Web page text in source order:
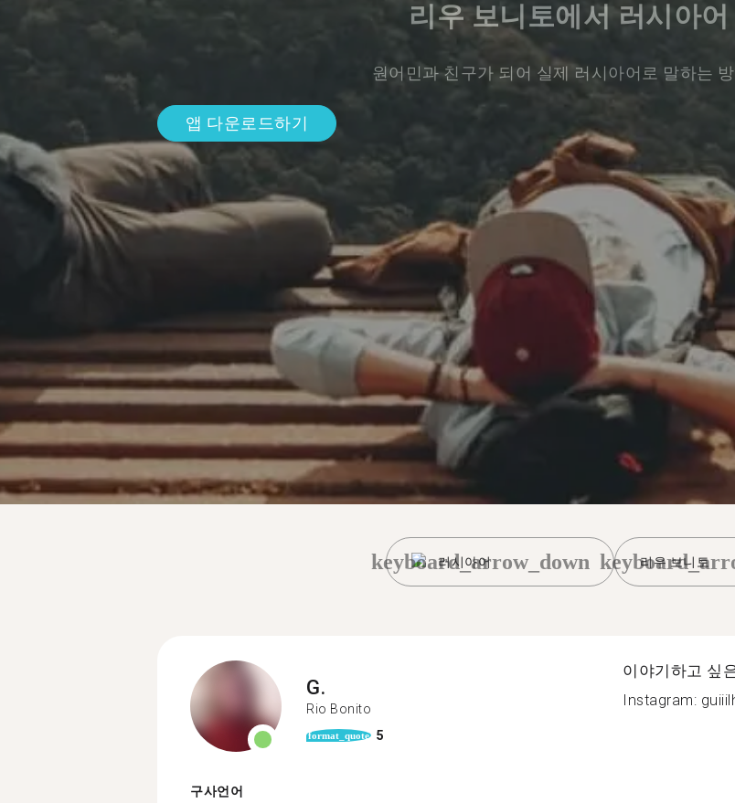
리우 보니토에서 러시아어
원어민과 친구가 되어 실제 러시아어로 말하는
앱 다운로드하기
러시아어
keyboard_arrow_down 리우 보니토
G.
Rio Bonito
format_quote 5
구사언어
이야기하고 싶
Instagram: